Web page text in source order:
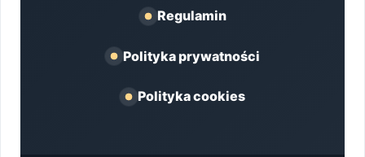
Regulamin
Polityka prywatności
Polityka cookies